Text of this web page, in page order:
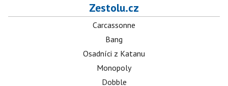
Zestolu.cz
Carcassonne
Bang
Osadníci z Katanu
Monopoly
Dobble